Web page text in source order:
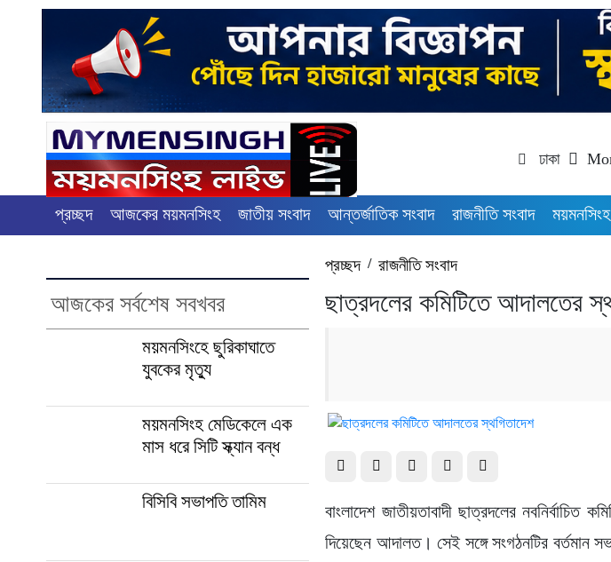
ঢাকা
প্রচ্ছদ আজকের ময়মনসিংহ জাতীয় সংবাদ আন্তর্জাতিক সংবাদ রাজনীতি সংবাদ
আজকের সর্বশেষ সবখবর
ময়মনসিংহে ছুরিকাঘাতে
যুবকের মৃত্যু
ময়মনসিংহ মেডিকেলে এক
মাস ধরে সিটি স্ক্যান বন্ধ
বিসিবি সভাপতি তামিম
প্রচ্ছদ/রাজনীতি সংবাদ
ছাত্রদলের কমিটিতে আদালতের
বাংলাদেশ জাতীয়তাবাদী ছাত্রদলের নবনির্বাচিত
দিয়েছেন আদালত। সেই সঙ্গে সংগঠনটির বর্তমান